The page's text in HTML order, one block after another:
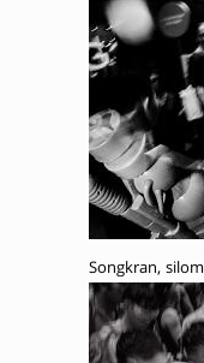
Songkran, silom